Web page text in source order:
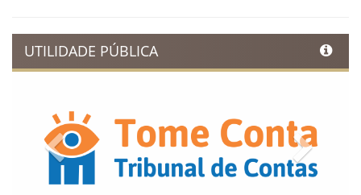
UTILIDADE PÚBLICA
Previous Next